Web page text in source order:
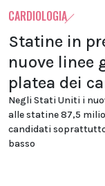
CARDIOLOGIA
Statine in
nuove linee
platea dei
Negli Stati Uniti i
alle statine 87,5
candidati
basso